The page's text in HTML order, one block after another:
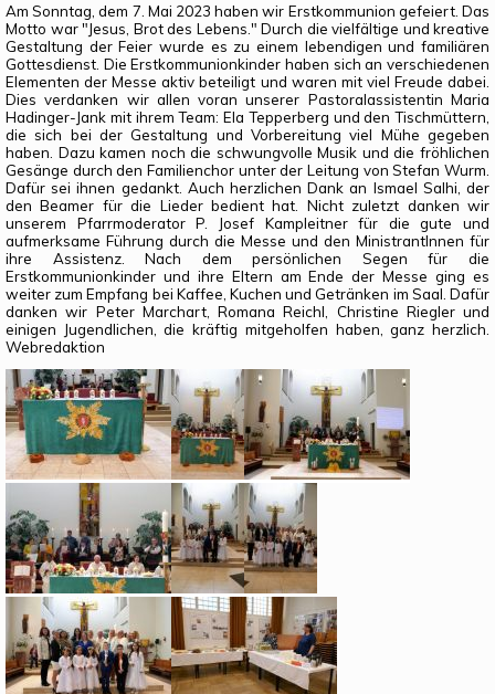
Am Sonntag, dem 7. Mai 2023 haben wir Erstkommunion gefeiert. Das
Motto war "Jesus, Brot des Lebens." Durch die vielfältige und kreative
Gestaltung der Feier wurde es zu einem lebendigen und familiären
Gottesdienst. Die Erstkommunionkinder haben sich an verschiedenen
Elementen der Messe aktiv beteiligt und waren mit viel Freude dabei.
Dies verdanken wir allen voran unserer Pastoralassistentin Maria
Hadinger-Jank mit ihrem Team: Ela Tepperberg und den Tischmüttern,
die sich bei der Gestaltung und Vorbereitung viel Mühe gegeben
haben. Dazu kamen noch die schwungvolle Musik und die fröhlichen
Gesänge durch den Familienchor unter der Leitung von Stefan Wurm.
Dafür sei ihnen gedankt. Auch herzlichen Dank an Ismael Salhi, der
den Beamer für die Lieder bedient hat. Nicht zuletzt danken wir
unserem Pfarrmoderator P. Josef Kampleitner für die gute und
aufmerksame Führung durch die Messe und den MinistrantInnen für
ihre Assistenz. Nach dem persönlichen Segen für die
Erstkommunionkinder und ihre Eltern am Ende der Messe ging es
weiter zum Empfang bei Kaffee, Kuchen und Getränken im Saal. Dafür
danken wir Peter Marchart, Romana Reichl, Christine Riegler und
einigen Jugendlichen, die kräftig mitgeholfen haben, ganz herzlich.
Webredaktion